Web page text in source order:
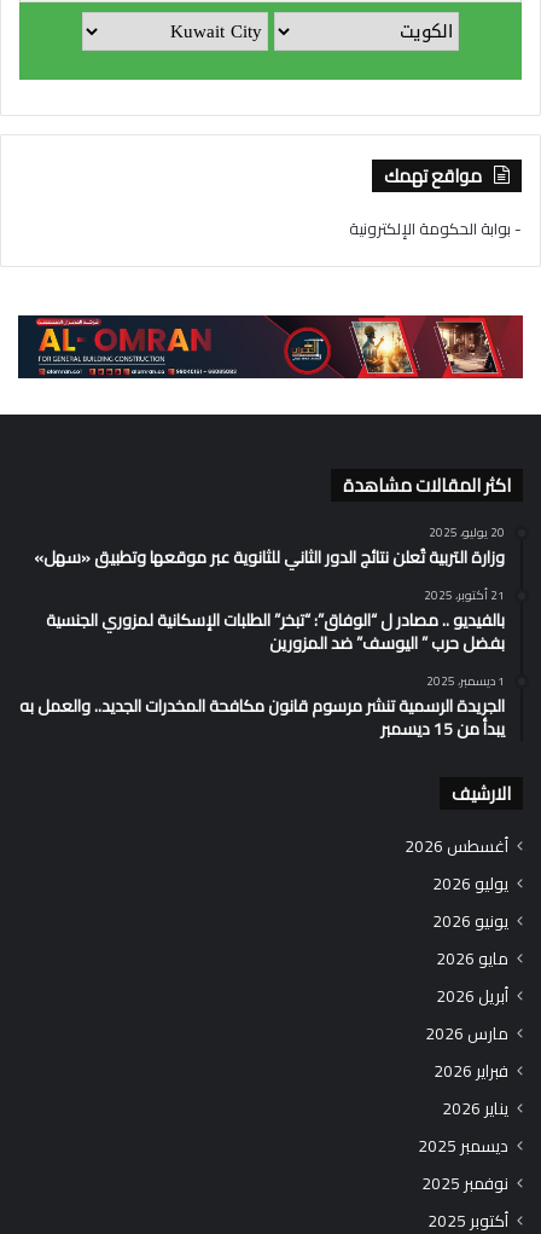
مواقع تهمك
- بوابة الحكومة الإلكترونية
اكثر المقالات مشاهدة
20 يوليو، 2025
وزارة التربية تُعلن نتائج الدور الثاني للثانوية عبر موقعها وتطبيق «سهل»
21 أكتوبر، 2025
بالفيديو .. مصادر ل “الوفاق”: “تبخر” الطلبات الإسكانية لمزوري الجنسية
بفضل حرب ” اليوسف” ضد المزورين
1 ديسمبر، 2025
الجريدة الرسمية تنشر مرسوم قانون مكافحة المخدرات الجديد.. والعمل به
يبدأ من 15 ديسمبر
الارشيف
أغسطس 2026
يوليو 2026
يونيو 2026
مايو 2026
أبريل 2026
مارس 2026
فبراير 2026
يناير 2026
ديسمبر 2025
نوفمبر 2025
أكتوبر 2025